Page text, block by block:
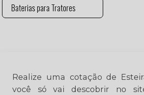
Baterias para Tratores
Realize uma cotação de
você só vai descobrir no